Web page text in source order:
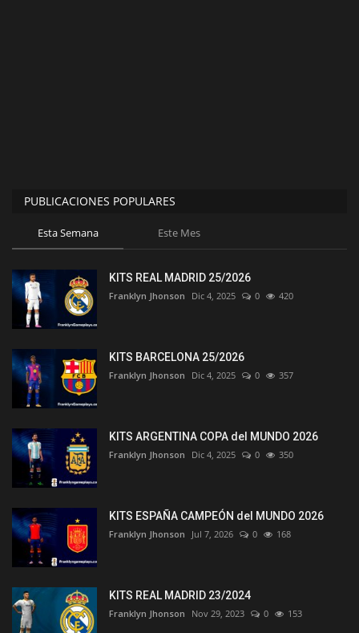
PUBLICACIONES POPULARES
Esta Semana Este Mes
KITS REAL MADRID 25/2026
Franklyn Jhonson Dic 4, 2025 0 420
KITS BARCELONA 25/2026
Franklyn Jhonson Dic 4, 2025 0 357
KITS ARGENTINA COPA del MUNDO 2026
Franklyn Jhonson Dic 4, 2025 0 350
KITS ESPAÑA CAMPEÓN del MUNDO 2026
Franklyn Jhonson Jul 7, 2026 0 168
KITS REAL MADRID 23/2024
Franklyn Jhonson Nov 29, 2023 0 153